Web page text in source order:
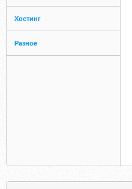
Хостинг
Разное